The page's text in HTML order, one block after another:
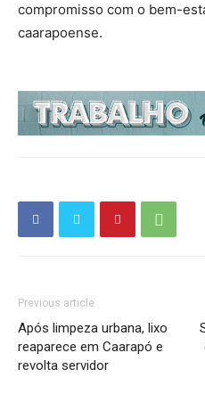
compromisso com o bem-
caarapoense.
Previous article
Após limpeza urbana, lixo
reaparece em Caarapó e
revolta servidor